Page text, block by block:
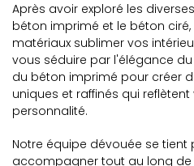
Après avoir exploré les
béton imprimé et le béton
matériaux sublimer vos
vous séduire par l'élégance
du béton imprimé pour créer
uniques et raffinés qui
personnalité.
Notre équipe dévouée se tient
accompagner tout au long de